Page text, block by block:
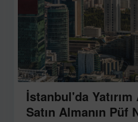
İstanbul'da
Satın Almanın Püf